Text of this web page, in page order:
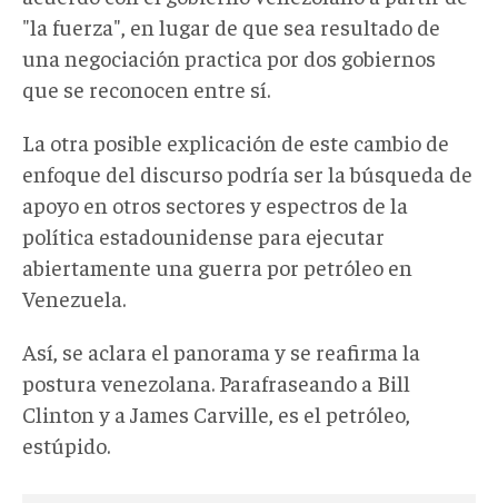
"la fuerza", en lugar de que sea resultado de
una negociación practica por dos gobiernos
que se reconocen entre sí.
La otra posible explicación de este cambio de
enfoque del discurso podría ser la búsqueda de
apoyo en otros sectores y espectros de la
política estadounidense para ejecutar
abiertamente una guerra por petróleo en
Venezuela.
Así, se aclara el panorama y se reafirma la
postura venezolana. Parafraseando a Bill
Clinton y a James Carville, es el petróleo,
estúpido.